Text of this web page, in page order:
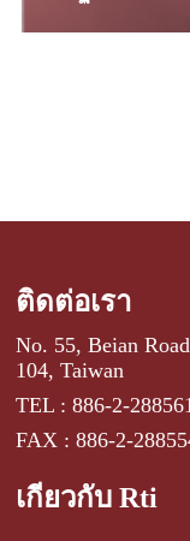
ติดต่อเรา
No. 55, Beian
104, Taiwan
TEL : 886-2-
FAX : 886-2-
เกี่ยวกับ Rti